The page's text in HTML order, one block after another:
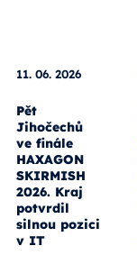
11. 06. 2026
Pět
Jihočechů
ve finále
HAXAGON
SKIRMISH
2026. Kraj
potvrdil
silnou pozici
v IT